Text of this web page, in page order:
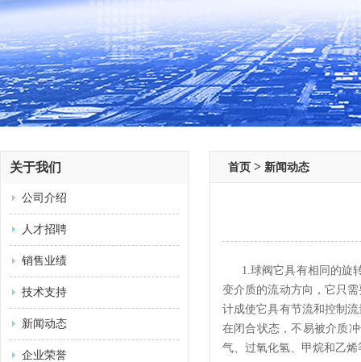
关于我们
公司介绍
人才招聘
销售业绩
技术支持
新闻动态
企业荣誉
首页 > 新闻动态
1.球阀它具有相同的旋
变介质的流动方向，它只
计成使它具有节流和控制
在闭合状态，不易被介质
气、过氧化氢、甲烷和乙